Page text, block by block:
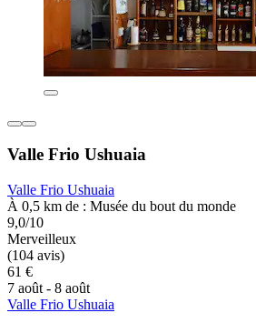
Valle Frio Ushuaia
Valle Frio Ushuaia
À 0,5 km de : Musée du bout du monde
9,0/10
Merveilleux
(104 avis)
61 €
7 août - 8 août
Valle Frio Ushuaia